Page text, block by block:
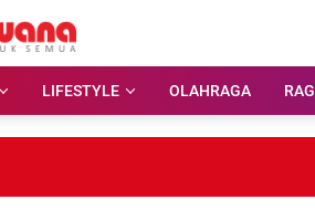
LIFESTYLE OLAHRAGA